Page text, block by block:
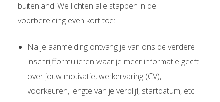
buitenland. We lichten alle stappen in de
voorbereiding even kort toe:
Na je aanmelding ontvang je van ons de verdere
inschrijfformulieren waar je meer informatie geeft
over jouw motivatie, werkervaring (CV),
voorkeuren, lengte van je verblijf, startdatum, etc.